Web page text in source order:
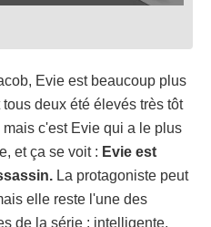
Evie est beaucoup plus
deux été élevés très tôt
c'est Evie qui a le plus
et ça se voit : Evie est
La protagoniste peut
elle reste l'une des
de la série : intelligente,